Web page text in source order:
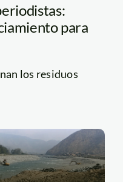
para
los residuos